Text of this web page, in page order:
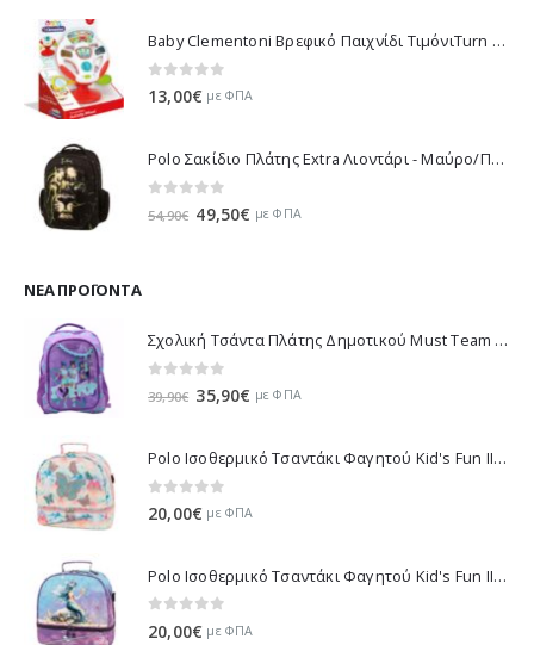
Baby Clementoni Βρεφικό Παιχνίδι ΤιμόνιΤurn Αnd Drive Activity Wheel - 1000-17241
0out of 5
13,00€ με ΦΠΑ
Polo Σακίδιο Πλάτης Extra Λιοντάρι - Μαύρο/Πράσινο 901032-8188 2023
54,90€ Original
49,50€ Ημε ΦΠΑ
ΝΈΑ ΠΡΟΪΌΝΤΑ
Σχολική Τσάντα Πλάτης Δημοτικού Must Team K-Pop - Μωβ 000587781 2026
39,90€ Original
39,90€.
35,90€ Η
είναι:
με ΦΠΑ
Polo Ισοθερμικό Τσαντάκι Φαγητού Kid's Fun II - Πολύχρωμο 971003-8419 2026
20,00€ με ΦΠΑ
Polo Ισοθερμικό Τσαντάκι Φαγητού Kid's Fun II - Πολύχρωμο 971003-8426 2026
20,00€ με ΦΠΑ